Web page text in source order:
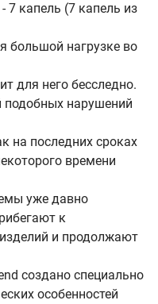
капель (7 капель из
большой нагрузке во
для него бесследно.
подобных нарушений
на последних сроках
времени
уже давно
к
и продолжают
создано специально
особенностей